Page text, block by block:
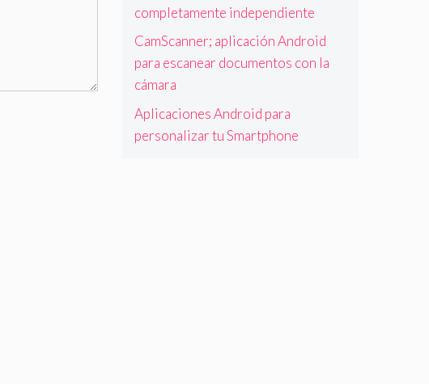
completamente independiente
CamScanner; aplicación Android
para escanear documentos con la
cámara
Aplicaciones Android para
personalizar tu Smartphone